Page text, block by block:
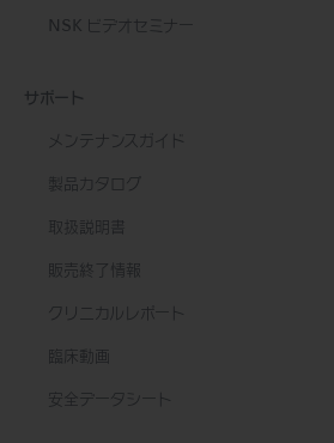
NSK ビデオセミナー
サポート
メンテナンスガイド
製品カタログ
取扱説明書
販売終了情報
クリニカルレポート
臨床動画
安全データシート